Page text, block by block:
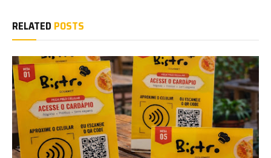
RELATED POSTS